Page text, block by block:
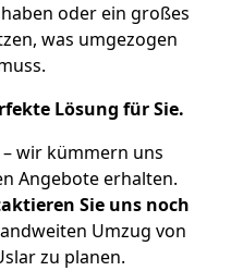
oder ein großes
was umgezogen
Lösung für Sie.
– wir kümmern uns
Angebote erhalten.
Sie uns noch
Umzug von
zu planen.